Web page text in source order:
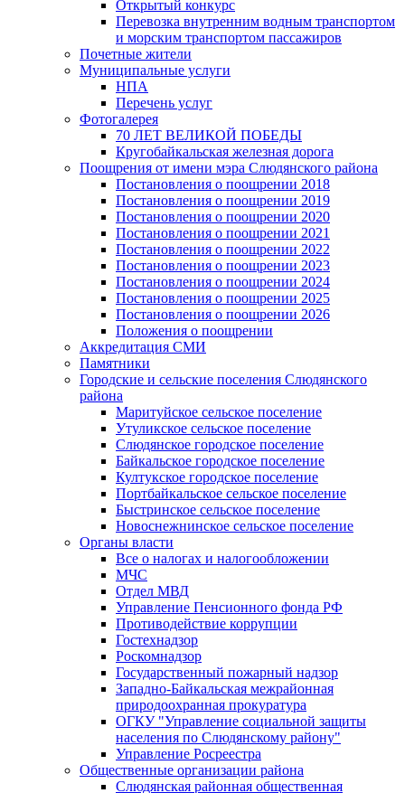
Открытый конкурс
Перевозка внутренним водным транспортом
и морским транспортом пассажиров
Почетные жители
Муниципальные услуги
НПА
Перечень услуг
Фотогалерея
70 ЛЕТ ВЕЛИКОЙ ПОБЕДЫ
Кругобайкальская железная дорога
Поощрения от имени мэра Слюдянского района
Постановления о поощрении 2018
Постановления о поощрении 2019
Постановления о поощрении 2020
Постановления о поощрении 2021
Постановления о поощрении 2022
Постановления о поощрении 2023
Постановления о поощрении 2024
Постановления о поощрении 2025
Постановления о поощрении 2026
Положения о поощрении
Аккредитация СМИ
Памятники
Городские и сельские поселения Слюдянского
района
Маритуйское сельское поселение
Утуликское сельское поселение
Слюдянское городское поселение
Байкальское городское поселение
Култукское городское поселение
Портбайкальское сельское поселение
Быстринское сельское поселение
Новоснежнинское сельское поселение
Органы власти
Все о налогах и налогообложении
МЧС
Отдел МВД
Управление Пенсионного фонда РФ
Противодействие коррупции
Гостехнадзор
Роскомнадзор
Государственный пожарный надзор
Западно-Байкальская межрайонная
природоохранная прокуратура
ОГКУ "Управление социальной защиты
населения по Слюдянскому району"
Управление Росреестра
Общественные организации района
Слюдянская районная общественная